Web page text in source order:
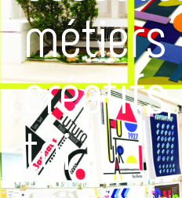
métiers
toi !